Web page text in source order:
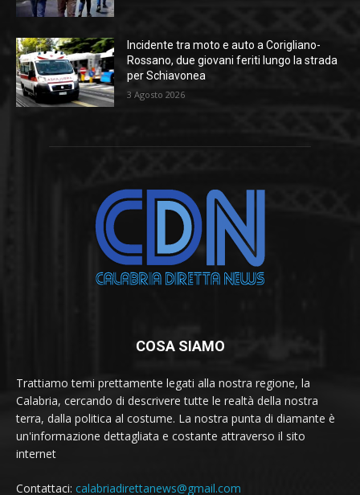
Incidente tra moto e auto a Corigliano-
Rossano, due giovani feriti lungo la strada
per Schiavonea
3 Agosto 2026
COSA SIAMO
Trattiamo temi prettamente legati alla nostra regione, la
Calabria, cercando di descrivere tutte le realtà della nostra
terra, dalla politica al costume. La nostra punta di diamante è
un'informazione dettagliata e costante attraverso il sito
internet
Contattaci: calabriadirettanews@gmail.com